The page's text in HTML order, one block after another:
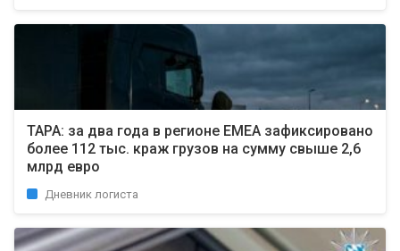
TAPA: за два года в регионе EMEA зафиксировано
более 112 тыс. краж грузов на сумму свыше 2,6
млрд евро
Дневник логиста